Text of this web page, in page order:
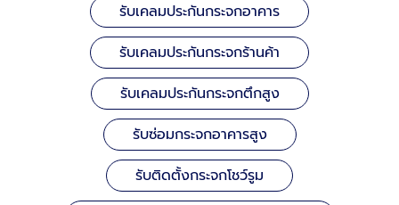
รับเคลมประกันกระจกอาคาร
รับเคลมประกันกระจกร้านค้า
รับเคลมประกันกระจกตึกสูง
รับซ่อมกระจกอาคารสูง
รับติดตั้งกระจกโชว์รูม